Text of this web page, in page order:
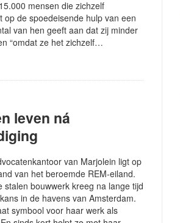
mensen die zichzelf
op de spoedeisende hulp van een
van hen geeft aan dat zij minder
“omdat ze het zichzelf…
leven ná
van Marjolein ligt op
van het beroemde REM-eiland.
stalen bouwwerk kreeg na lange tijd
in de havens van Amsterdam.
symbool voor haar werk als